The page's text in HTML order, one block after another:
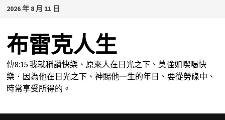
Skip
content
2026 年 8 月 11 日
布雷克人生
傳8:15 我就稱讚快樂、原來人在日光之下、莫強如喫喝快
樂．因為他在日光之下、神賜他一生的年日、要從勞碌中、
時常享受所得的。